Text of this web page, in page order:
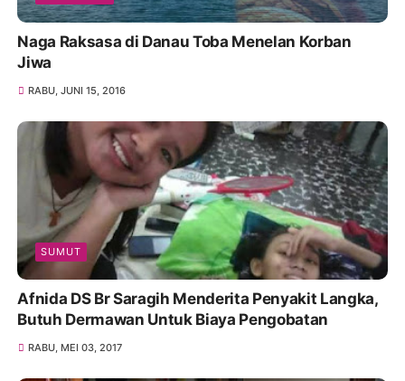
Naga Raksasa di Danau Toba Menelan Korban
Jiwa
RABU, JUNI 15, 2016
SUMUT
Afnida DS Br Saragih Menderita Penyakit Langka,
Butuh Dermawan Untuk Biaya Pengobatan
RABU, MEI 03, 2017